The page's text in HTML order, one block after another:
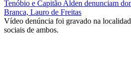
Tenóbio e Capitão Alden denunciam
Branca, Lauro de Freitas
Vídeo denúncia foi gravado na
sociais de ambos.